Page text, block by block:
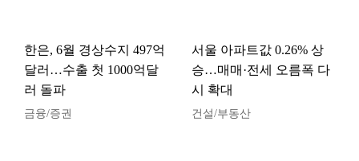
한은, 6월 경상수지 497억
달러…수출 첫 1000억달
러 돌파
금융/증권
서울 아파트값 0.26% 상
승…매매·전세 오름폭 다
시 확대
건설/부동산